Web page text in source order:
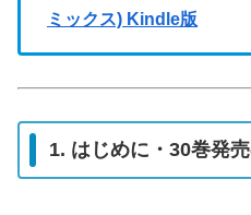
ミックス) Kindle版
1. はじめに・30巻発